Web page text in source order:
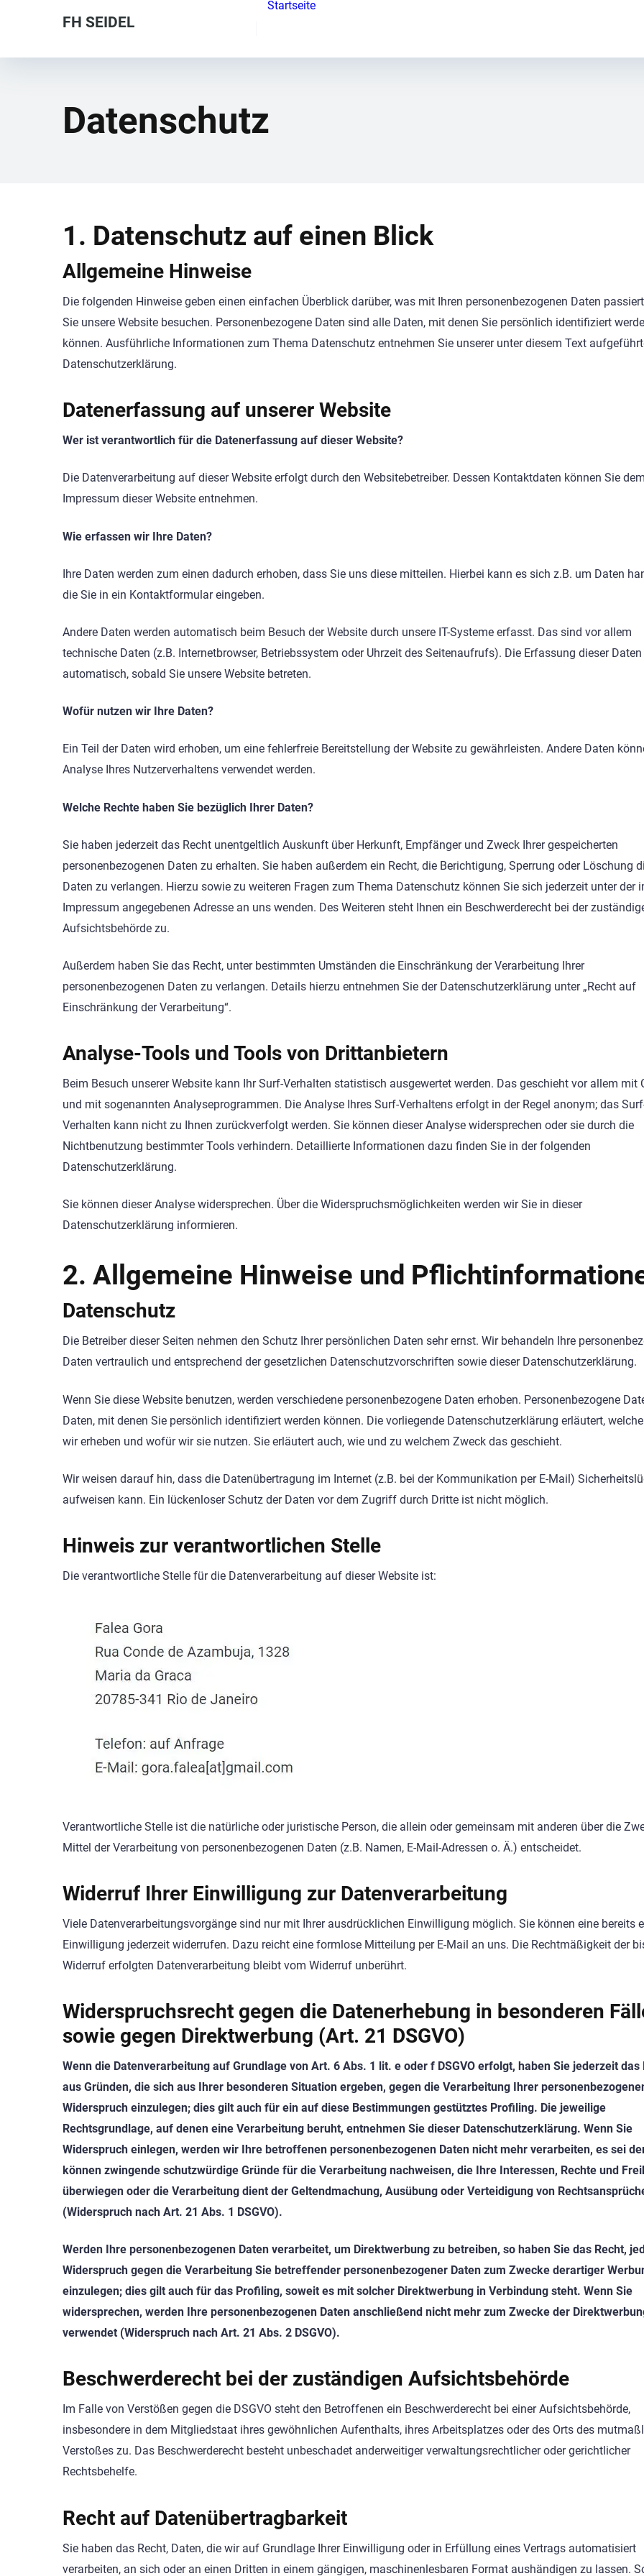
FH SEIDEL
Startseite
Datenschutz
1. Datenschutz auf einen Blick
Allgemeine Hinweise
Die folgenden Hinweise geben einen einfachen Überblick darüber, was mit Ihren personenbezogenen Daten
Sie unsere Website besuchen. Personenbezogene Daten sind alle Daten, mit denen Sie persönlich identifiziert
können. Ausführliche Informationen zum Thema Datenschutz entnehmen Sie unserer unter diesem Text
Datenschutzerklärung.
Datenerfassung auf unserer Website
Wer ist verantwortlich für die Datenerfassung auf dieser Website?
Die Datenverarbeitung auf dieser Website erfolgt durch den Websitebetreiber. Dessen Kontaktdaten können Sie dem
Impressum dieser Website entnehmen.
Wie erfassen wir Ihre Daten?
Ihre Daten werden zum einen dadurch erhoben, dass Sie uns diese mitteilen. Hierbei kann es sich z.B. um Daten
die Sie in ein Kontaktformular eingeben.
Andere Daten werden automatisch beim Besuch der Website durch unsere IT-Systeme erfasst. Das sind vor allem
technische Daten (z.B. Internetbrowser, Betriebssystem oder Uhrzeit des Seitenaufrufs). Die Erfassung dieser
automatisch, sobald Sie unsere Website betreten.
Wofür nutzen wir Ihre Daten?
Ein Teil der Daten wird erhoben, um eine fehlerfreie Bereitstellung der Website zu gewährleisten. Andere Daten
Analyse Ihres Nutzerverhaltens verwendet werden.
Welche Rechte haben Sie bezüglich Ihrer Daten?
Sie haben jederzeit das Recht unentgeltlich Auskunft über Herkunft, Empfänger und Zweck Ihrer gespeicherten
personenbezogenen Daten zu erhalten. Sie haben außerdem ein Recht, die Berichtigung, Sperrung oder Löschung
Daten zu verlangen. Hierzu sowie zu weiteren Fragen zum Thema Datenschutz können Sie sich jederzeit unter der
Impressum angegebenen Adresse an uns wenden. Des Weiteren steht Ihnen ein Beschwerderecht bei der
Aufsichtsbehörde zu.
Außerdem haben Sie das Recht, unter bestimmten Umständen die Einschränkung der Verarbeitung Ihrer
personenbezogenen Daten zu verlangen. Details hierzu entnehmen Sie der Datenschutzerklärung unter „Recht auf
Einschränkung der Verarbeitung“.
Analyse-Tools und Tools von Drittanbietern
Beim Besuch unserer Website kann Ihr Surf-Verhalten statistisch ausgewertet werden. Das geschieht vor allem mit
und mit sogenannten Analyseprogrammen. Die Analyse Ihres Surf-Verhaltens erfolgt in der Regel anonym; das
Verhalten kann nicht zu Ihnen zurückverfolgt werden. Sie können dieser Analyse widersprechen oder sie durch die
Nichtbenutzung bestimmter Tools verhindern. Detaillierte Informationen dazu finden Sie in der folgenden
Datenschutzerklärung.
Sie können dieser Analyse widersprechen. Über die Widerspruchsmöglichkeiten werden wir Sie in dieser
Datenschutzerklärung informieren.
2. Allgemeine Hinweise und
Datenschutz
Die Betreiber dieser Seiten nehmen den Schutz Ihrer persönlichen Daten sehr ernst. Wir behandeln Ihre
Daten vertraulich und entsprechend der gesetzlichen Datenschutzvorschriften sowie dieser Datenschutzerklärung.
Wenn Sie diese Website benutzen, werden verschiedene personenbezogene Daten erhoben. Personenbezogene
Daten, mit denen Sie persönlich identifiziert werden können. Die vorliegende Datenschutzerklärung erläutert,
wir erheben und wofür wir sie nutzen. Sie erläutert auch, wie und zu welchem Zweck das geschieht.
Wir weisen darauf hin, dass die Datenübertragung im Internet (z.B. bei der Kommunikation per E-Mail)
aufweisen kann. Ein lückenloser Schutz der Daten vor dem Zugriff durch Dritte ist nicht möglich.
Hinweis zur verantwortlichen Stelle
Die verantwortliche Stelle für die Datenverarbeitung auf dieser Website ist:
Verantwortliche Stelle ist die natürliche oder juristische Person, die allein oder gemeinsam mit anderen über die
Mittel der Verarbeitung von personenbezogenen Daten (z.B. Namen, E-Mail-Adressen o. Ä.) entscheidet.
Widerruf Ihrer Einwilligung zur Datenverarbeitung
Viele Datenverarbeitungsvorgänge sind nur mit Ihrer ausdrücklichen Einwilligung möglich. Sie können eine bereits
Einwilligung jederzeit widerrufen. Dazu reicht eine formlose Mitteilung per E-Mail an uns. Die Rechtmäßigkeit der
Widerruf erfolgten Datenverarbeitung bleibt vom Widerruf unberührt.
Widerspruchsrecht gegen die Datenerhebung in besonderen
sowie gegen Direktwerbung (Art. 21 DSGVO)
Wenn die Datenverarbeitung auf Grundlage von Art. 6 Abs. 1 lit. e oder f DSGVO erfolgt, haben Sie jederzeit das
aus Gründen, die sich aus Ihrer besonderen Situation ergeben, gegen die Verarbeitung Ihrer
Widerspruch einzulegen; dies gilt auch für ein auf diese Bestimmungen gestütztes Profiling. Die jeweilige
Rechtsgrundlage, auf denen eine Verarbeitung beruht, entnehmen Sie dieser Datenschutzerklärung. Wenn Sie
Widerspruch einlegen, werden wir Ihre betroffenen personenbezogenen Daten nicht mehr verarbeiten, es sei
können zwingende schutzwürdige Gründe für die Verarbeitung nachweisen, die Ihre Interessen, Rechte und
überwiegen oder die Verarbeitung dient der Geltendmachung, Ausübung oder Verteidigung von
(Widerspruch nach Art. 21 Abs. 1 DSGVO).
Werden Ihre personenbezogenen Daten verarbeitet, um Direktwerbung zu betreiben, so haben Sie das Recht,
Widerspruch gegen die Verarbeitung Sie betreffender personenbezogener Daten zum Zwecke derartiger
einzulegen; dies gilt auch für das Profiling, soweit es mit solcher Direktwerbung in Verbindung steht. Wenn Sie
widersprechen, werden Ihre personenbezogenen Daten anschließend nicht mehr zum Zwecke der
verwendet (Widerspruch nach Art. 21 Abs. 2 DSGVO).
Beschwerderecht bei der zuständigen Aufsichtsbehörde
Im Falle von Verstößen gegen die DSGVO steht den Betroffenen ein Beschwerderecht bei einer Aufsichtsbehörde,
insbesondere in dem Mitgliedstaat ihres gewöhnlichen Aufenthalts, ihres Arbeitsplatzes oder des Orts des
Verstoßes zu. Das Beschwerderecht besteht unbeschadet anderweitiger verwaltungsrechtlicher oder gerichtlicher
Rechtsbehelfe.
Recht auf Datenübertragbarkeit
Sie haben das Recht, Daten, die wir auf Grundlage Ihrer Einwilligung oder in Erfüllung eines Vertrags automatisiert
verarbeiten, an sich oder an einen Dritten in einem gängigen, maschinenlesbaren Format aushändigen zu lassen.